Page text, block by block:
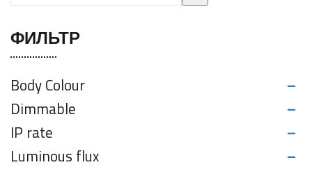
ФИЛЬТР
Body Colour -
Dimmable -
IP rate -
Luminous flux -